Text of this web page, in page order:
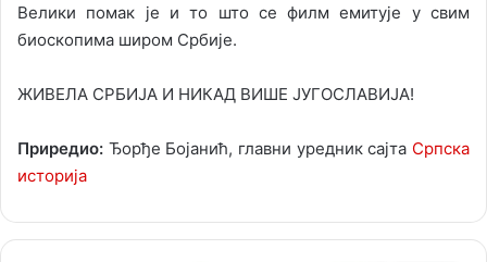
Велики помак је и то што се филм емитује у свим
биоскопима широм Србије.
ЖИВЕЛА СРБИЈА И НИКАД ВИШЕ ЈУГОСЛАВИЈА!
Приредио: Ђорђе Бојанић, главни уредник сајта Српска
историја